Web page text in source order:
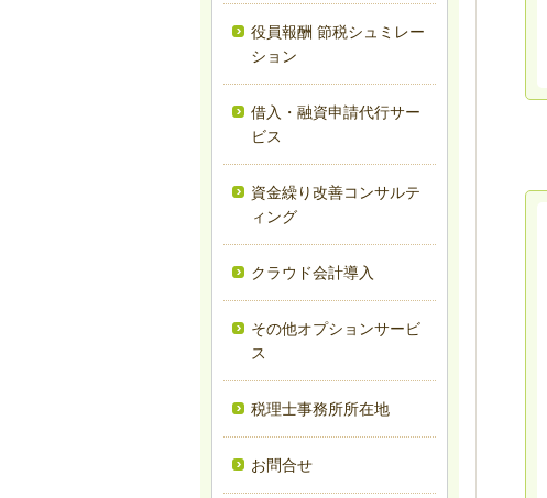
役員報酬 節税シュミレー
ション
借入・融資申請代行サー
ビス
資金繰り改善コンサルテ
ィング
クラウド会計導入
その他オプションサービ
ス
税理士事務所所在地
お問合せ